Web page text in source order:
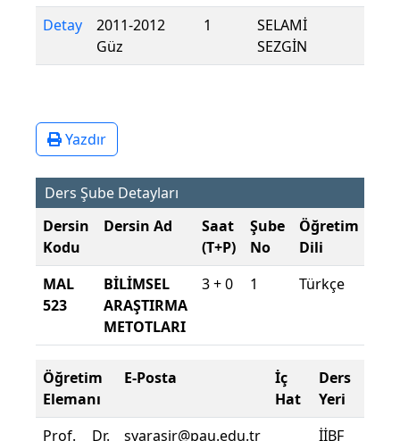
Detay
2011-2012
Güz
1
SELAMİ
SEZGİN
Yazdır
Ders Şube Detayları
Dersin
Kodu
Dersin Ad
Saat
(T+P)
Şube
No
Öğretim
Dili
MAL
523
BİLİMSEL
ARAŞTIRMA
METOTLARI
3 + 0 1 Türkçe
Öğretim
Elemanı
E-Posta
İç
Hat
Ders
Yeri
Prof. Dr.
syarasir@pau.edu.tr
İİBF